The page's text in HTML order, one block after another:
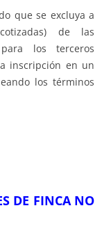
que se excluya a
de las
los terceros
inscripción en un
los términos
DE FINCA NO